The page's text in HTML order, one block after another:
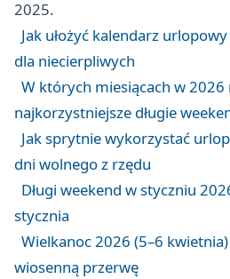
2025.
Jak ułożyć kalendarz
dla niecierpliwych
W których miesiącach w
najkorzystniejsze długie
Jak sprytnie wykorzystać
dni wolnego z rzędu
Długi weekend w styczniu
stycznia
Wielkanoc 2026 (5–6
wiosenną przerwę